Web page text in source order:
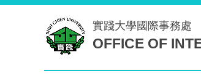
實踐大學 國際事務處
OFFICE OF